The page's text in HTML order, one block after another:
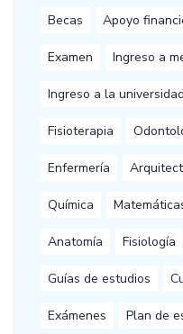
Becas Apoyo
Examen Ingreso a
Ingreso a la universidad
Fisioterapia
Enfermería
Química
Anatomía Fisiología
Guías de estudios
Exámenes Plan de